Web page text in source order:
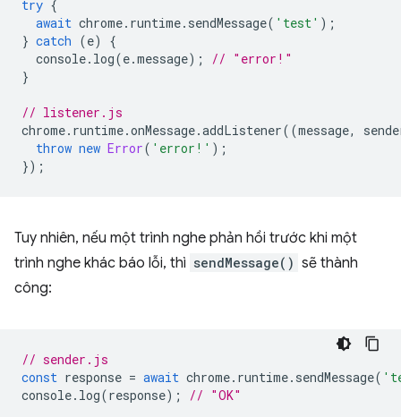
try {
await chrome. runtime. sendMessage( 'test' );
} catch (e)
{
console. log(e.message);
// "error!"
}
// listener.js
chrome. runtime.onMessage.addListener((message,
throw new Error( 'error!' );
});
Tuy nhiên, nếu một trình nghe phản hồi trước khi một
trình nghe khác báo lỗi, thì sendMessage() sẽ thành
công:
// sender.js
const response = await chrome. runtime. sendMessage(
console. log(response); // "OK"